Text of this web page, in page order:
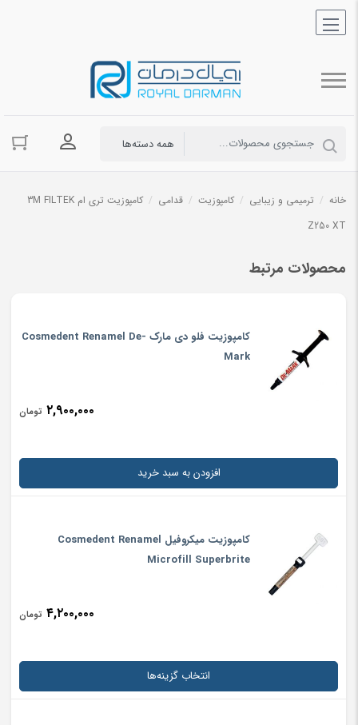
ورود به
خانه / ترمیمی و زیبایی / کامپوزیت / قدامی /
کامپوزیت تری ام 3M FILTEK
Z250 XT
محصولات مرتبط
کامپوزیت فلو دی مارک Cosmedent Renamel De-
Mark
۲,۹۰۰,۰۰۰ تومان
افزودن به سبد خرید
کامپوزیت میکروفیل Cosmedent Renamel
Microfill Superbrite
۴,۲۰۰,۰۰۰ تومان
انتخاب گزینه‌ها